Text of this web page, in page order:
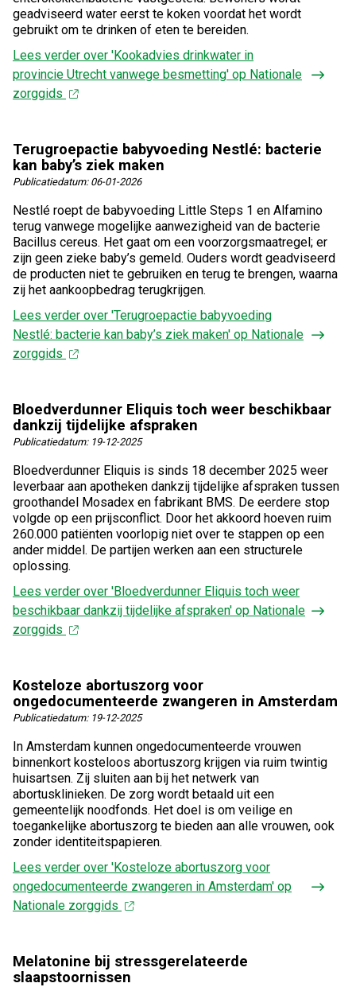
geadviseerd water eerst te koken voordat het wordt
gebruikt om te drinken of eten te bereiden.
Lees verder over 'Kookadvies drinkwater in
provincie Utrecht vanwege besmetting' op Nationale
zorggids
Terugroepactie babyvoeding Nestlé: bacterie
kan baby’s ziek maken
Publicatiedatum: 06-01-2026
Nestlé roept de babyvoeding Little Steps 1 en Alfamino
terug vanwege mogelijke aanwezigheid van de bacterie
Bacillus cereus. Het gaat om een voorzorgsmaatregel; er
zijn geen zieke baby’s gemeld. Ouders wordt geadviseerd
de producten niet te gebruiken en terug te brengen, waarna
zij het aankoopbedrag terugkrijgen.
Lees verder over 'Terugroepactie babyvoeding
Nestlé: bacterie kan baby’s ziek maken' op Nationale
zorggids
Bloedverdunner Eliquis toch weer beschikbaar
dankzij tijdelijke afspraken
Publicatiedatum: 19-12-2025
Bloedverdunner Eliquis is sinds 18 december 2025 weer
leverbaar aan apotheken dankzij tijdelijke afspraken tussen
groothandel Mosadex en fabrikant BMS. De eerdere stop
volgde op een prijsconflict. Door het akkoord hoeven ruim
260.000 patiënten voorlopig niet over te stappen op een
ander middel. De partijen werken aan een structurele
oplossing.
Lees verder over 'Bloedverdunner Eliquis toch weer
beschikbaar dankzij tijdelijke afspraken' op Nationale
zorggids
Kosteloze abortuszorg voor
ongedocumenteerde zwangeren in Amsterdam
Publicatiedatum: 19-12-2025
In Amsterdam kunnen ongedocumenteerde vrouwen
binnenkort kosteloos abortuszorg krijgen via ruim twintig
huisartsen. Zij sluiten aan bij het netwerk van
abortusklinieken. De zorg wordt betaald uit een
gemeentelijk noodfonds. Het doel is om veilige en
toegankelijke abortuszorg te bieden aan alle vrouwen, ook
zonder identiteitspapieren.
Lees verder over 'Kosteloze abortuszorg voor
ongedocumenteerde zwangeren in Amsterdam' op
Nationale zorggids
Melatonine bij stressgerelateerde
slaapstoornissen